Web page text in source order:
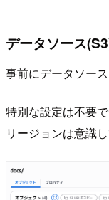
データソース
事前にデータソー
特別な設定は不要で
リージョンは意識